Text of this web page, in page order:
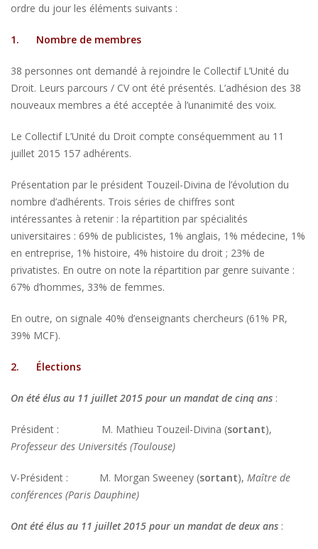
ordre du jour les éléments suivants :
1. Nombre de membres
38 personnes ont demandé à rejoindre le Collectif L’Unité du
Droit. Leurs parcours / CV ont été présentés. L’adhésion des 38
nouveaux membres a été acceptée à l’unanimité des voix.
Le Collectif L’Unité du Droit compte conséquemment au 11
juillet 2015 157 adhérents.
Présentation par le président Touzeil-Divina de l’évolution du
nombre d’adhérents. Trois séries de chiffres sont
intéressantes à retenir : la répartition par spécialités
universitaires : 69% de publicistes, 1% anglais, 1% médecine, 1%
en entreprise, 1% histoire, 4% histoire du droit ; 23% de
privatistes. En outre on note la répartition par genre suivante :
67% d’hommes, 33% de femmes.
En outre, on signale 40% d’enseignants chercheurs (61% PR,
39% MCF).
2. Élections
On été élus au 11 juillet 2015 pour un mandat de cinq ans :
Président : M. Mathieu Touzeil-Divina (sortant),
Professeur des Universités (Toulouse)
V-Président : M. Morgan Sweeney (sortant), Maître de
conférences (Paris Dauphine)
Ont été élus au 11 juillet 2015 pour un mandat de deux ans :